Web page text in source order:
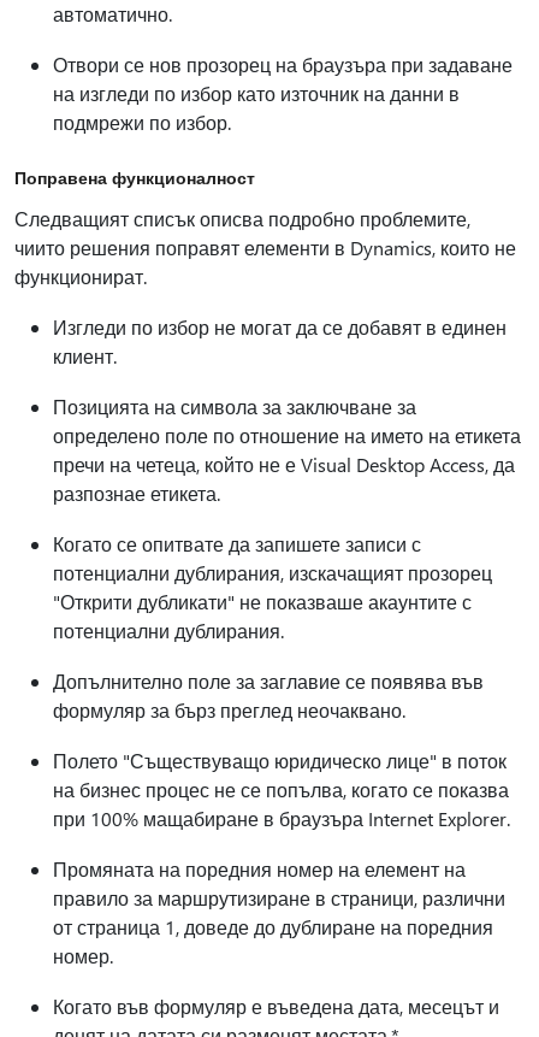
автоматично.
Отвори се нов прозорец на браузъра при задаване
на изгледи по избор като източник на данни в
подмрежи по избор.
Поправена функционалност
Следващият списък описва подробно проблемите,
чиито решения поправят елементи в Dynamics, които не
функционират.
Изгледи по избор не могат да се добавят в единен
клиент.
Позицията на символа за заключване за
определено поле по отношение на името на етикета
пречи на четеца, който не е Visual Desktop Access, да
разпознае етикета.
Когато се опитвате да запишете записи с
потенциални дублирания, изскачащият прозорец
"Открити дубликати" не показваше акаунтите с
потенциални дублирания.
Допълнително поле за заглавие се появява във
формуляр за бърз преглед неочаквано.
Полето "Съществуващо юридическо лице" в поток
на бизнес процес не се попълва, когато се показва
при 100% мащабиране в браузъра Internet Explorer.
Промяната на поредния номер на елемент на
правило за маршрутизиране в страници, различни
от страница 1, доведе до дублиране на поредния
номер.
Когато във формуляр е въведена дата, месецът и